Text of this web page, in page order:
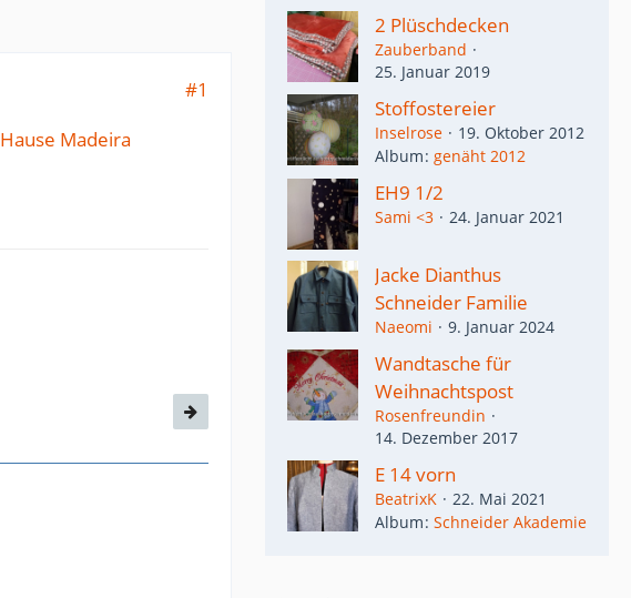
#1
Madeira
2 Plüschdecken
Zauberband
25. Januar 2019
Stoffostereier
Inselrose
19. Oktober 2012
Album genäht 2012
EH9 1/2
Sami <3 24. Januar 2021
Jacke Dianthus
Schneider Familie
Naeomi 9. Januar 2024
Wandtasche für
Weihnachtspost
Rosenfreundin
14. Dezember 2017
E 14 vorn
BeatrixK
22. Mai 2021
Album Schneider Akademie